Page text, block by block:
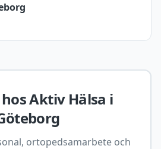
Aktiv Hälsa i
ortopedsamarbete och